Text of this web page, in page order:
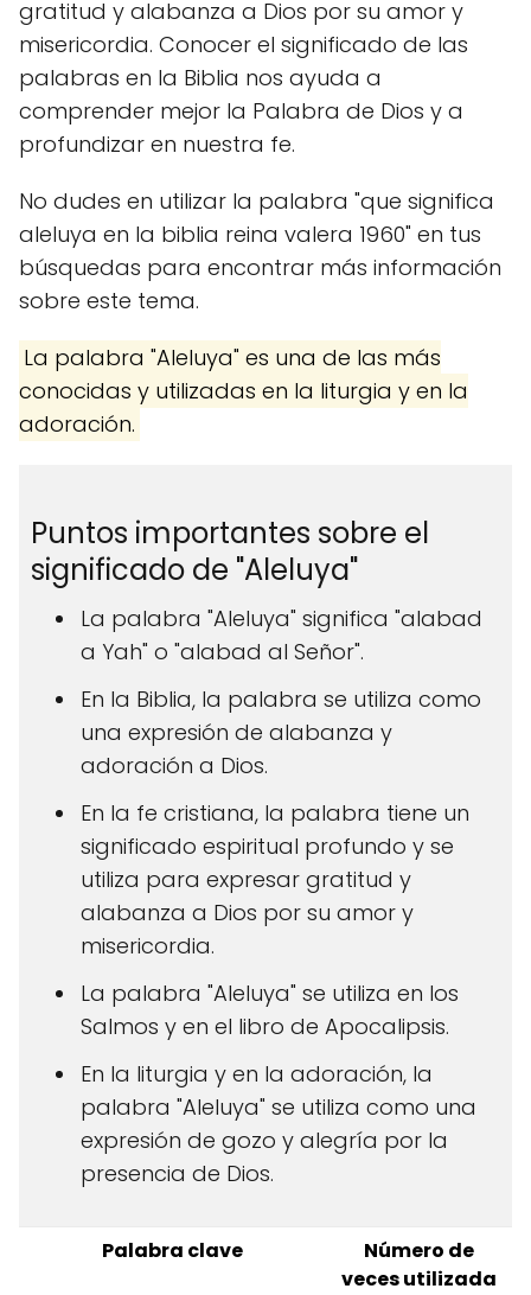
gratitud y alabanza a Dios por su amor y
misericordia. Conocer el significado de las
palabras en la Biblia nos ayuda a
comprender mejor la Palabra de Dios y a
profundizar en nuestra fe.
No dudes en utilizar la palabra "que significa
aleluya en la biblia reina valera 1960" en tus
búsquedas para encontrar más información
sobre este tema.
La palabra "Aleluya" es una de las más
conocidas y utilizadas en la liturgia y en la
adoración.
Puntos importantes sobre el
significado de "Aleluya"
La palabra "Aleluya" significa "alabad
a Yah" o "alabad al Señor".
En la Biblia, la palabra se utiliza como
una expresión de alabanza y
adoración a Dios.
En la fe cristiana, la palabra tiene un
significado espiritual profundo y se
utiliza para expresar gratitud y
alabanza a Dios por su amor y
misericordia.
La palabra "Aleluya" se utiliza en los
Salmos y en el libro de Apocalipsis.
En la liturgia y en la adoración, la
palabra "Aleluya" se utiliza como una
expresión de gozo y alegría por la
presencia de Dios.
Palabra clave
Número de
veces utilizada